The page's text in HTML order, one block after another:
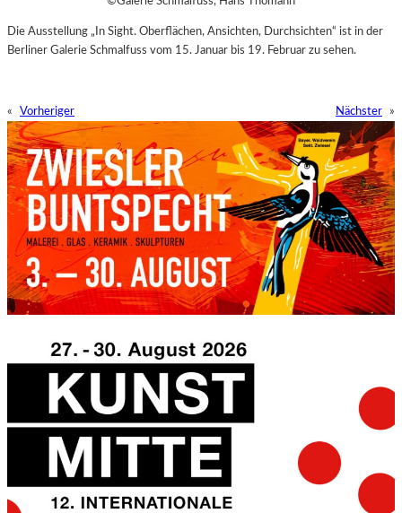
Die Ausstellung „In Sight. Oberflächen, Ansichten, Durchsichten“ ist in der
Berliner Galerie Schmalfuss vom 15. Januar bis 19. Februar zu sehen.
« Vorheriger Nächster »